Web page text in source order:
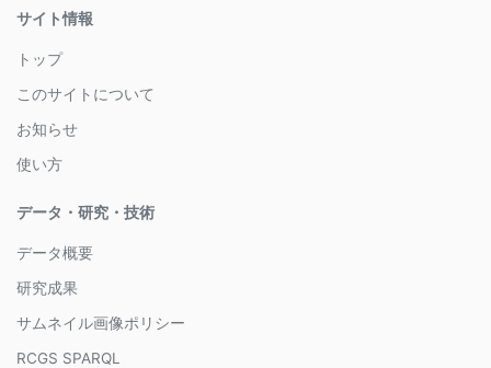
サイト情報
トップ
このサイトについて
お知らせ
使い方
データ・研究・技術
データ概要
研究成果
サムネイル画像ポリシー
RCGS SPARQL